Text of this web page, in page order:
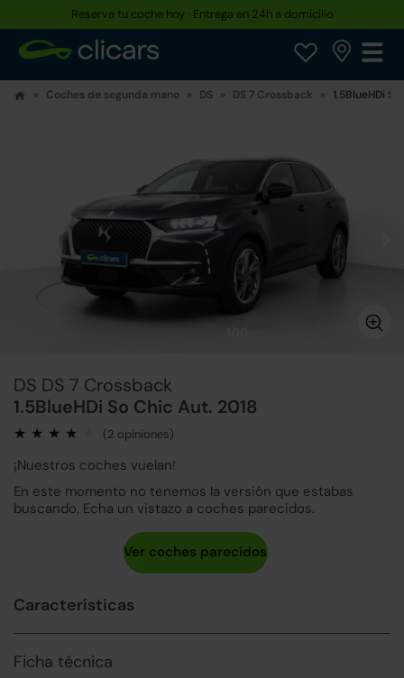
Reserva tu coche hoy · Entrega en 24h a domicilio
Coches de segunda mano DS DS 7 Crossback 1.5BlueHDi
DS DS 7 Crossback
1.5BlueHDi So Chic Aut. 2018
(2 opiniones)
¡Nuestros coches vuelan!
En este momento no tenemos la versión que estabas
buscando. Echa un vistazo a coches parecidos.
Características
Ficha técnica